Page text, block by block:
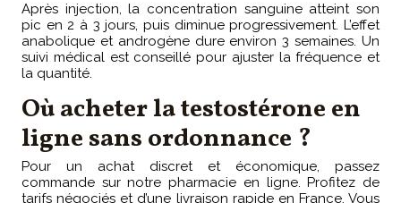
Après injection, la concentration sanguine atteint son
pic en 2 à 3 jours, puis diminue progressivement. L’effet
anabolique et androgène dure environ 3 semaines. Un
suivi médical est conseillé pour ajuster la fréquence et
la quantité.
Où acheter la testostérone en
ligne sans ordonnance ?
Pour un achat discret et économique, passez
commande sur notre pharmacie en ligne. Profitez de
tarifs négociés et d’une livraison rapide en France. Vous